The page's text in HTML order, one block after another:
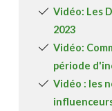
Vidéo: Les
2023
Vidéo:
période
Vidéo : les